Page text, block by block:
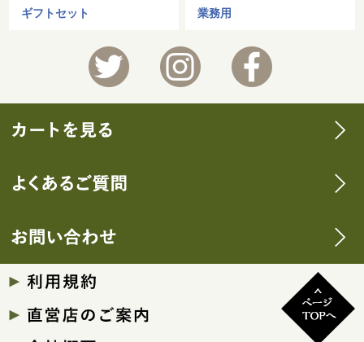
ギフトセット 業務用